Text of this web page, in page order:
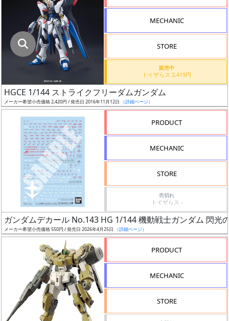
ス
ア
タ
ー
（β）
MECHANIC
STORE
販売中
トイザらス 2,419円
HGCE 1/144 ストライクフリーダムガンダム
メーカー希望小売価格 2,420円 / 発売日 2016年11月12日 （詳細ページ）
PRODUCT
MECHANIC
STORE
売切れ
トイザらス -
ガンダムデカール No.143 HG 1/144 機動戦士ガンダム 閃光
メーカー希望小売価格 550円 / 発売日 2026年4月25日 （詳細ページ）
PRODUCT
MECHANIC
STORE